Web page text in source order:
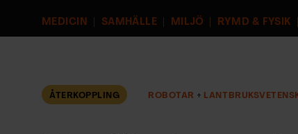
MEDICIN SAMHÄLLE MILJÖ RYMD & FYSIK
EVENEMANG & RESOR
KONTAKTA F&F
ÅTERKOPPLING ROBOTAR